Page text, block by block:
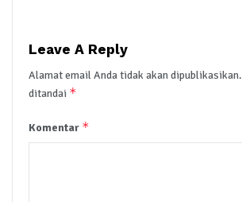
Leave A Reply
Alamat email Anda tidak akan dipublikasikan.
ditandai *
Komentar *